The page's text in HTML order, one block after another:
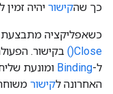
כך שהקישור יהיה
כשאפליקציה
Close()
בקישור.
ל-Binding
האחרונה לקישור